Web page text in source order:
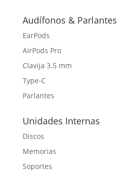
Audífonos & Parlantes
EarPods
AirPods Pro
Clavija 3.5 mm
Type-C
Parlantes
Unidades Internas
Discos
Memorias
Soportes